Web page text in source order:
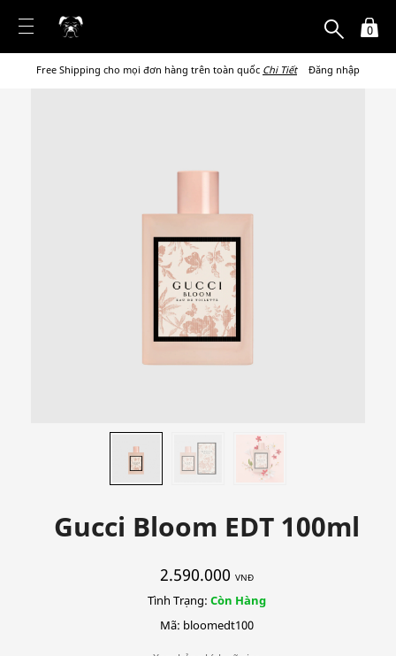
0
Free Shipping cho mọi đơn hàng trên toàn quốc Chi Tiết Đăng nhập
Gucci Bloom EDT 100ml
2.590.000 VNĐ
Tình Trạng: Còn Hàng
Mã: bloomedt100